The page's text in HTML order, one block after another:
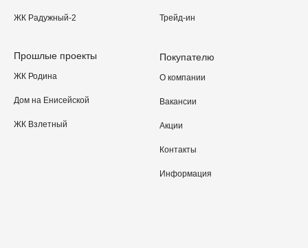
ЖК Радужный-2
Прошлые проекты
ЖК Родина
Дом на Енисейской
ЖК Взлетный
Трейд-ин
Покупателю
О компании
Вакансии
Акции
Контакты
Информация